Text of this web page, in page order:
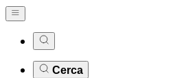
Cerca